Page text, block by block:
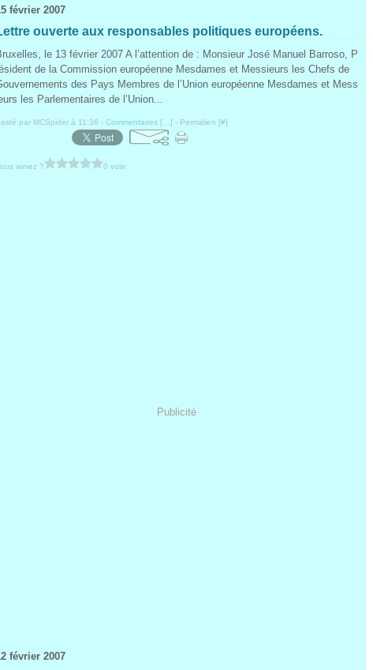
février 2007
ouverte aux responsables politiques européens.
le 13 février 2007 A l’attention de : Monsieur José Manuel Barroso, P
de la Commission européenne Mesdames et Messieurs les Chefs de
des Pays Membres de l’Union européenne Mesdames et Mess
les Parlementaires de l’Union...
par MCSpider à 11:36 - Commentaires [ ] - Permalien [#]
aimez ? 0 vote
Publicité
février 2007